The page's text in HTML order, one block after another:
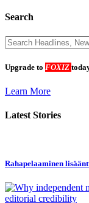
Search
Upgrade to FOXIZ
Learn More
Latest Stories
Rahapelaaminen